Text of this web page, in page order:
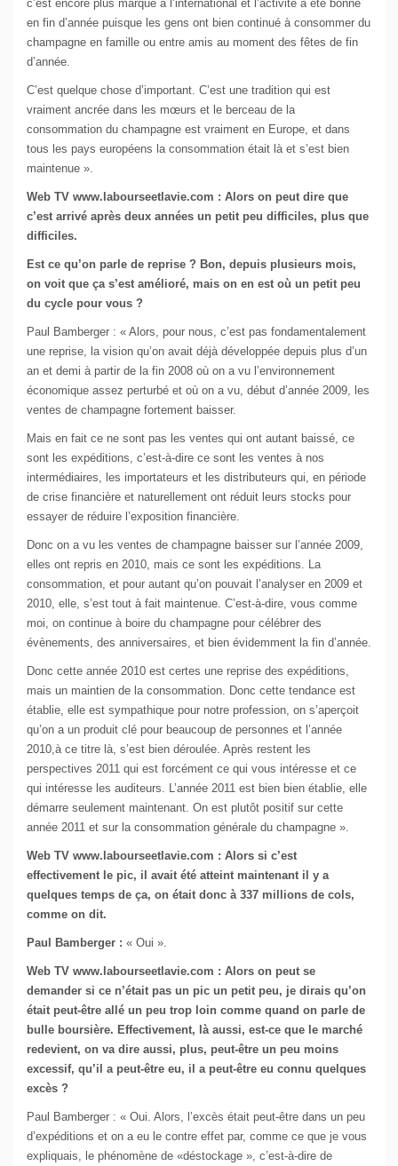
c’est encore plus marqué à l’international et l’activité a été bonne
en fin d’année puisque les gens ont bien continué à consommer du
champagne en famille ou entre amis au moment des fêtes de fin
d’année.
C’est quelque chose d’important. C’est une tradition qui est
vraiment ancrée dans les mœurs et le berceau de la
consommation du champagne est vraiment en Europe, et dans
tous les pays européens la consommation était là et s’est bien
maintenue ».
Web TV www.labourseetlavie.com : Alors on peut dire que
c’est arrivé après deux années un petit peu difficiles, plus que
difficiles.
Est ce qu’on parle de reprise ? Bon, depuis plusieurs mois,
on voit que ça s’est amélioré, mais on en est où un petit peu
du cycle pour vous ?
Paul Bamberger : « Alors, pour nous, c’est pas fondamentalement
une reprise, la vision qu’on avait déjà développée depuis plus d’un
an et demi à partir de la fin 2008 où on a vu l’environnement
économique assez perturbé et où on a vu, début d’année 2009, les
ventes de champagne fortement baisser.
Mais en fait ce ne sont pas les ventes qui ont autant baissé, ce
sont les expéditions, c’est-à-dire ce sont les ventes à nos
intermédiaires, les importateurs et les distributeurs qui, en période
de crise financière et naturellement ont réduit leurs stocks pour
essayer de réduire l’exposition financière.
Donc on a vu les ventes de champagne baisser sur l’année 2009,
elles ont repris en 2010, mais ce sont les expéditions. La
consommation, et pour autant qu’on pouvait l’analyser en 2009 et
2010, elle, s’est tout à fait maintenue. C’est-à-dire, vous comme
moi, on continue à boire du champagne pour célébrer des
évènements, des anniversaires, et bien évidemment la fin d’année.
Donc cette année 2010 est certes une reprise des expéditions,
mais un maintien de la consommation. Donc cette tendance est
établie, elle est sympathique pour notre profession, on s’aperçoit
qu’on a un produit clé pour beaucoup de personnes et l’année
2010,à ce titre là, s’est bien déroulée. Après restent les
perspectives 2011 qui est forcément ce qui vous intéresse et ce
qui intéresse les auditeurs. L’année 2011 est bien bien établie, elle
démarre seulement maintenant. On est plutôt positif sur cette
année 2011 et sur la consommation générale du champagne ».
Web TV www.labourseetlavie.com : Alors si c’est
effectivement le pic, il avait été atteint maintenant il y a
quelques temps de ça, on était donc à 337 millions de cols,
comme on dit.
Paul Bamberger : « Oui ».
Web TV www.labourseetlavie.com : Alors on peut se
demander si ce n’était pas un pic un petit peu, je dirais qu’on
était peut-être allé un peu trop loin comme quand on parle de
bulle boursière. Effectivement, là aussi, est-ce que le marché
redevient, on va dire aussi, plus, peut-être un peu moins
excessif, qu’il a peut-être eu, il a peut-être eu connu quelques
excès ?
Paul Bamberger : « Oui. Alors, l’excès était peut-être dans un peu
d’expéditions et on a eu le contre effet par, comme ce que je vous
expliquais, le phénomène de «déstockage », c’est-à-dire de